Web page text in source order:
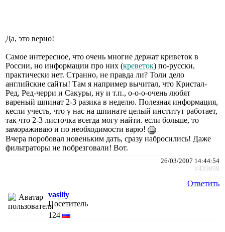
Да, это верно!
Самое интересное, что очень многие держат криветок в
России, но информации про них (креветок) по-русски,
практически нет. Странно, не правда ли? Толи дело
английские сайты! Там я например вычитал, что Кристал-
Ред, Ред-черри и Сакуры, ну и т.п., о-о-о-очень любят
вареный шпинат 2-3 разика в неделю. Полезная информация,
кесли учесть, что у нас на шпинате целый институт работает,
так что 2-3 листочка всегда могу найти. если больше, то
замораживаю и по необходимости варю!
Вчера поробовал новеньким дать, сразу набросились! Даже
фильтраторы не побрезговали! Вот.
26/03/2007 14:44:54
#439898
Ответить
vasiliy
Посетитель
124